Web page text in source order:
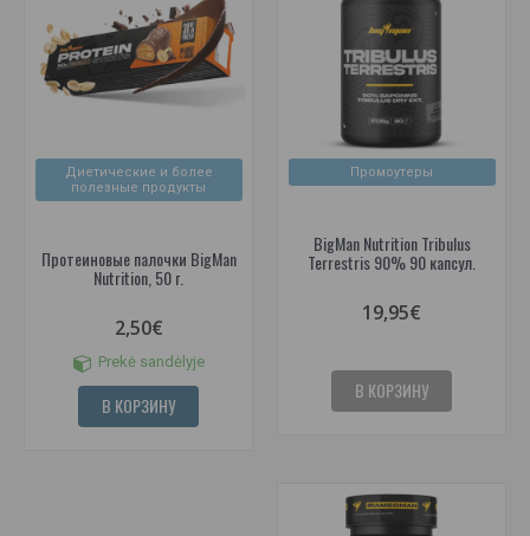
Диетические и более
полезные продукты
Протеиновые палочки BigMan
Nutrition, 50 г.
2,50€
Prekė sandėlyje
В КОРЗИНУ
Промоутеры
BigMan Nutrition Tribulus
Terrestris 90% 90 капсул.
19,95€
В КОРЗИНУ